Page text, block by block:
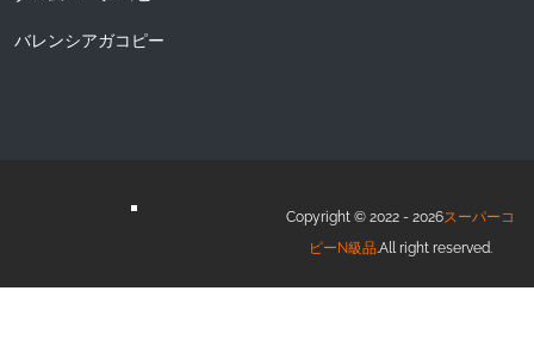
バレンシアガコピー
Copyright © 2022 - 2026スーパーコ
ピーN級品.All right reserved.